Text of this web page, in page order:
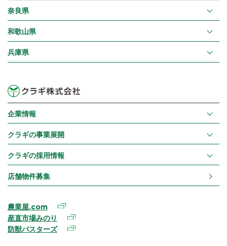
奈良県
和歌山県
兵庫県
企業情報
クラギの事業展開
クラギの採用情報
店舗物件募集
農業屋.com
産直市場みのり
防獣バスターズ